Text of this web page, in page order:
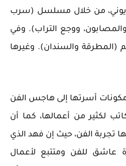
من خلال مسلسل (سرب
والمصابون، ووجع التراب). وفي
(المطرقة والسندان). وغيرها
أسرتها إلى هاجس الفن
لكثير من أعمالها، كما أن
تجربة الفن، حيث إن فهد الذي
عاشق للفن ومتتبع لأعمال